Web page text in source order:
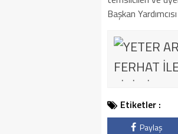
Başkan
Etiketler :
Paylaş